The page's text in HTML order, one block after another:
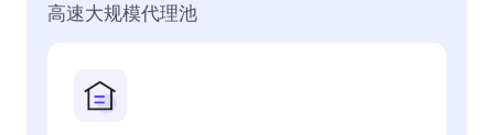
高速大规模代理池